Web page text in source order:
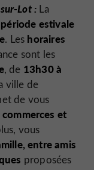
Lot : La
période estivale
. Les horaires
sont les
, de 13h30 à
ville de
de vous
commerces et
vous
entre amis
proposées